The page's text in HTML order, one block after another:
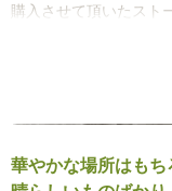
購入させて頂いたスト
いつもステキなスト
華やかな場所はも